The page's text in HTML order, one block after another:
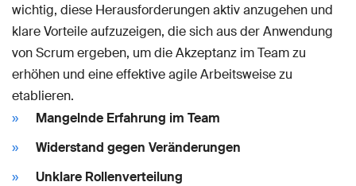
wichtig, diese Herausforderungen aktiv anzugehen und
klare Vorteile aufzuzeigen, die sich aus der Anwendung
von Scrum ergeben, um die Akzeptanz im Team zu
erhöhen und eine effektive agile Arbeitsweise zu
etablieren.
Mangelnde Erfahrung im Team
Widerstand gegen Veränderungen
Unklare Rollenverteilung